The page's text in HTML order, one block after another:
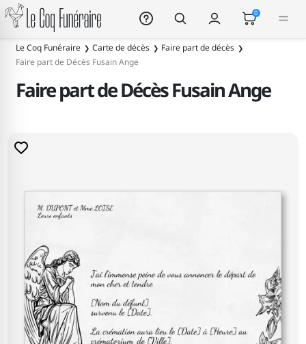
Le Coq Funéraire 0
Le Coq Funéraire Carte de décès
Faire part de décès
Faire part de Décès Fusain Ange
Faire part de Décès Fusain Ange